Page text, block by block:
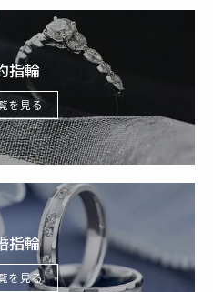
指輪
を見る
指輪
を見る